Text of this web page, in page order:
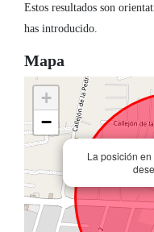
Estos resultados son
has introducido.
Mapa
La posición
+
−